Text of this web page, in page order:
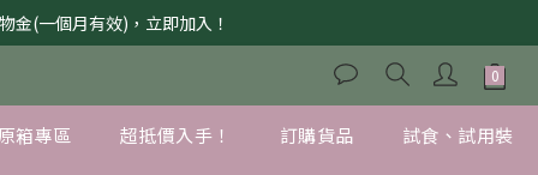
(一個月有效)，立即加入！
箱專區 超抵價入手！ 訂購貨品 試食、試用裝